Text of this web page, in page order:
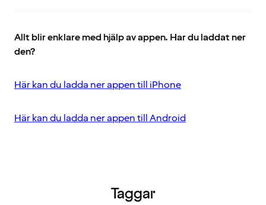
Allt blir enklare med hjälp av appen. Har du laddat ner
den?
Här kan du ladda ner appen till iPhone
Här kan du ladda ner appen till Android
Taggar